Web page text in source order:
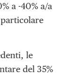
a -40% a/a
le
del 35%